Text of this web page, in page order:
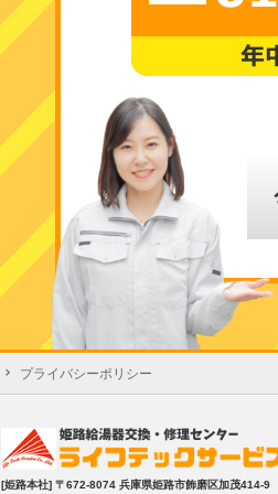
プライバシーポリシー
[姫路本社] 〒672-8074 兵庫県姫路市飾磨区加茂414-9